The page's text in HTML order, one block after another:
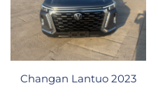
Changan Lantuo 2023